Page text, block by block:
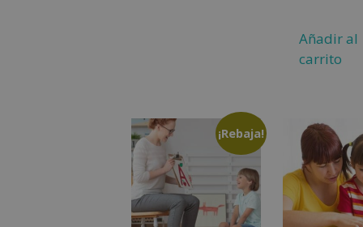
Añadir al
carrito
¡Rebaja!